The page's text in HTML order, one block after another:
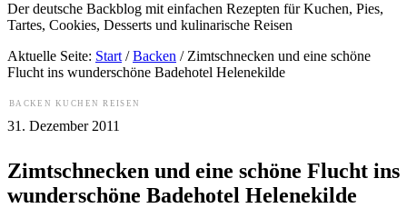
Der deutsche Backblog mit einfachen Rezepten für Kuchen, Pies,
Tartes, Cookies, Desserts und kulinarische Reisen
Aktuelle Seite: Start / Backen /Zimtschnecken und eine schöne
Flucht ins wunderschöne Badehotel Helenekilde
BACKEN KUCHEN REISEN
31. Dezember 2011
Zimtschnecken und eine schöne Flucht ins
wunderschöne Badehotel Helenekilde